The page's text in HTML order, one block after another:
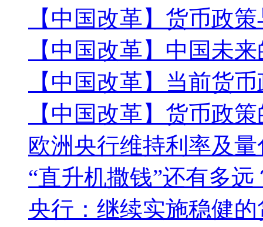
【中国改革】货币政
【中国改革】中国未
【中国改革】当前货
【中国改革】货币政
欧洲央行维持利率及
“直升机撒钱”还有多远
央行：继续实施稳健